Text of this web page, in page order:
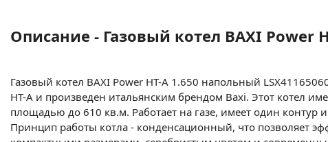
Описание - Газовый котел BAXI Power
Газовый котел BAXI Power HT-A 1.650 напольный
HT-A и произведен итальянским брендом Baxi. Этот котел
площадью до 610 кв.м. Работает на газе, имеет один
Принцип работы котла - конденсационный, что позволяет